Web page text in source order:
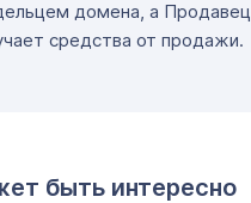
домена, а Продавец
средства от продажи.
быть интересно